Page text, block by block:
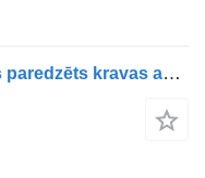
07fe05 TH604 44 80 hidrocilindrs paredzēts kravas automašīnas